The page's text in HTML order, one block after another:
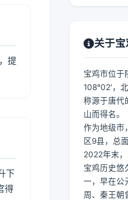
提
下
得
关于
宝鸡市位于
108°02′，
称源于唐代
山而得名。
作为地级市
区9县，总
2022年末，
宝鸡历史悠
一，早在公
周、秦王朝